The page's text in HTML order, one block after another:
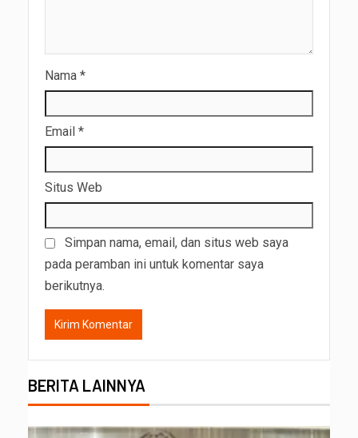
Nama *
Email *
Situs Web
Simpan nama, email, dan situs web saya
pada peramban ini untuk komentar saya
berikutnya.
BERITA LAINNYA